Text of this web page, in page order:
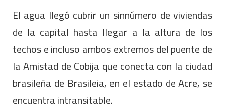
El agua llegó cubrir un sinnúmero de viviendas
de la capital hasta llegar a la altura de los
techos e incluso ambos extremos del puente de
la Amistad de Cobija que conecta con la ciudad
brasileña de Brasileia, en el estado de Acre, se
encuentra intransitable.